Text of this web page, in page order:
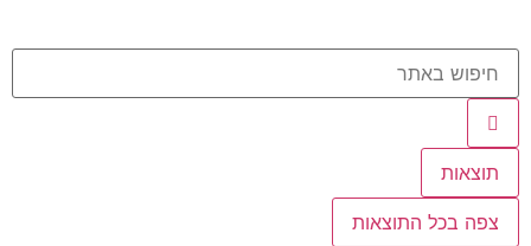
תוצאות
צפה בכל התוצאות